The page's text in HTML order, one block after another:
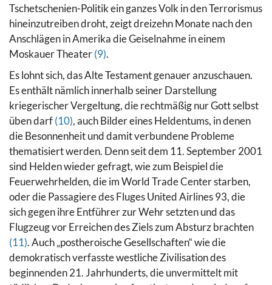
Tschetschenien-Politik ein ganzes Volk in den Terrorismus
hineinzutreiben droht, zeigt dreizehn Monate nach den
Anschlägen in Amerika die Geiselnahme in einem
Moskauer Theater(9).
Es lohnt sich, das Alte Testament genauer anzuschauen.
Es enthält nämlich innerhalb seiner Darstellung
kriegerischer Vergeltung, die rechtmäßig nur Gott selbst
üben darf(10), auch Bilder eines Heldentums, in denen
die Besonnenheit und damit verbundene Probleme
thematisiert werden. Denn seit dem 11. September 2001
sind Helden wieder gefragt, wie zum Beispiel die
Feuerwehrhelden, die im World Trade Center starben,
oder die Passagiere des Fluges United Airlines 93, die
sich gegen ihre Entführer zur Wehr setzten und das
Flugzeug vor Erreichen des Ziels zum Absturz brachten
(11).Auch „postheroische Gesellschaften“ wie die
demokratisch verfasste westliche Zivilisation des
beginnenden 21. Jahrhunderts, die unvermittelt mit